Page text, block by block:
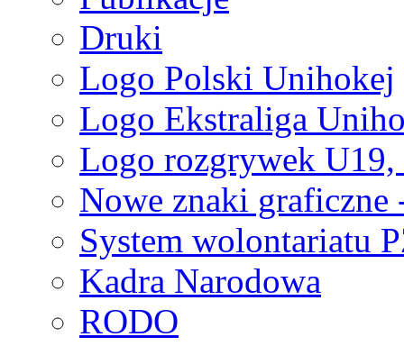
Druki
Logo Polski Unihokej
Logo Ekstraliga
Logo rozgrywek
Nowe znaki graficzne
System wolontariatu
Kadra Narodowa
RODO